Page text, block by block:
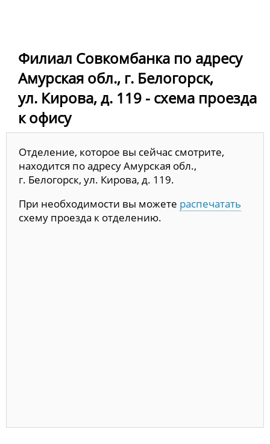
Филиал Совкомбанка по адресу
Амурская обл., г. Белогорск,
ул. Кирова, д. 119 - схема проезда
к офису
Отделение, которое вы сейчас смотрите,
находится по адресу Амурская обл.,
г. Белогорск, ул. Кирова, д. 119.
При необходимости вы можете распечатать
схему проезда к отделению.